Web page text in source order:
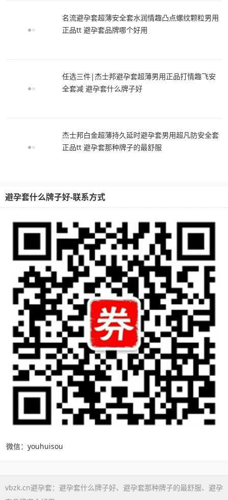
名流避孕套超薄安全套水润情趣凸点螺纹颗粒男用
正品tt 避孕套品牌哪个好用
任选三件|杰士邦避孕套超薄男用正品打情趣飞安
全套减 避孕套什么牌子好
杰士邦白金超薄持久延时避孕套男用超凡防安全套
正品tt 避孕套那种牌子的最舒服
避孕套什么牌子好-联系方式
微信：youhuisou
vbzk.cn避孕套： 避孕套什么牌子好、 避孕套那种牌子的最舒服、 避孕